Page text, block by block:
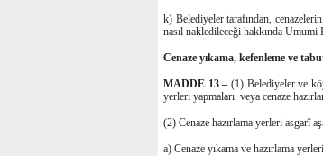
k) Belediyeler tarafından,
nasıl nakledileceği hakkında Umumi
Cenaze yıkama, kefenleme ve
MADDE 13 – (1) Belediyeler ve
yerleri yapmaları veya cenaze
(2) Cenaze hazırlama yerleri asgarî
a) Cenaze yıkama ve hazırlama